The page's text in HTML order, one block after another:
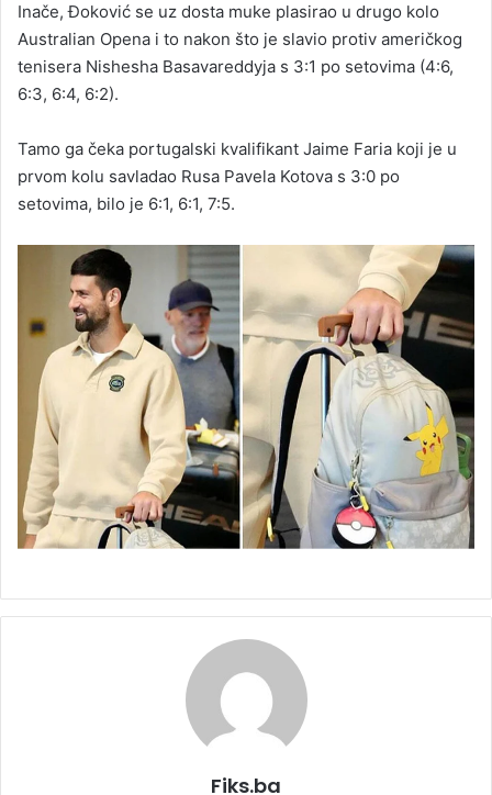
Inače, Đoković se uz dosta muke plasirao u drugo kolo
Australian Opena i to nakon što je slavio protiv američkog
tenisera Nishesha Basavareddyja s 3:1 po setovima (4:6,
6:3, 6:4, 6:2).
Tamo ga čeka portugalski kvalifikant Jaime Faria koji je u
prvom kolu savladao Rusa Pavela Kotova s 3:0 po
setovima, bilo je 6:1, 6:1, 7:5.
Fiks.ba